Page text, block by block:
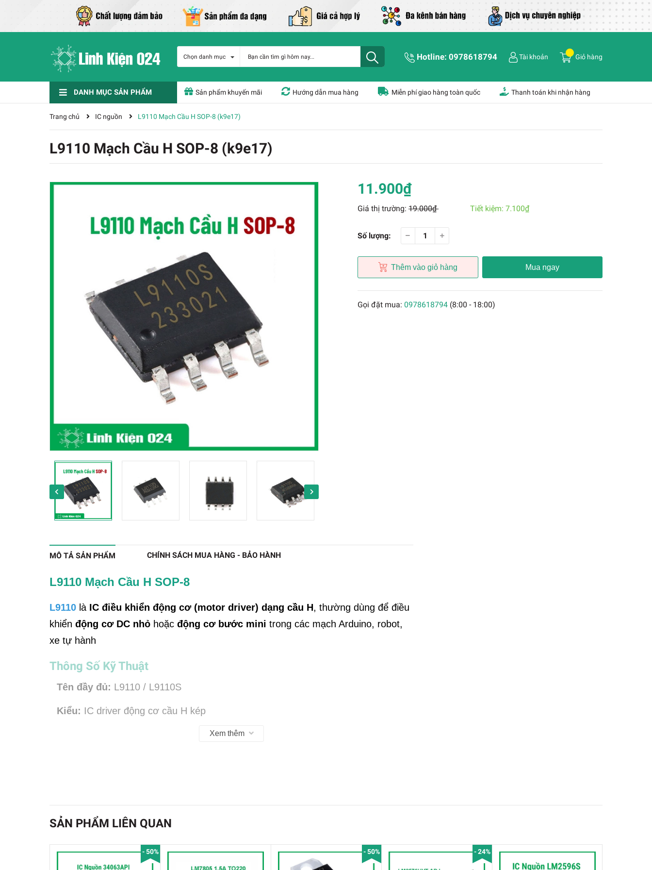
Chọn danh mục Hotline: 0978618794 Tài khoản Giỏ hàng
DANH MỤC SẢN PHẨM Sản phẩm khuyến mãi Hướng dẫn mua hàng Miễn phí giao hàng toàn quốc Thanh toán khi nhận hàng
Trang chủ IC nguồn L9110 Mạch Cầu H SOP-8 (k9e17)
L9110 Mạch Cầu H SOP-8 (k9e17)
11.900₫
Giá thị trường: 19.000₫ Tiết kiệm: 7.100₫
Số lượng:
Thêm vào giỏ hàng Mua ngay
Gọi đặt mua: 0978618794 (8:00 - 18:00)
MÔ TẢ SẢN PHẨM CHÍNH SÁCH MUA HÀNG - BẢO HÀNH
L9110 Mạch Cầu H SOP-8
L9110 là IC điều khiển động cơ (motor driver) dạng cầu H, thường dùng để điều
khiển động cơ DC nhỏ hoặc động cơ bước mini trong các mạch Arduino, robot,
xe tự hành
Thông Số Kỹ Thuật
Tên đầy đủ: L9110 / L9110S
Kiểu: IC driver động cơ cầu H kép
2.5V – 12V
Điều khiển2 động cơ DCđộc lập
hoặc
Cho phép:
Xem thêm
SẢN PHẨM LIÊN QUAN
- 50% - 50% - 24%